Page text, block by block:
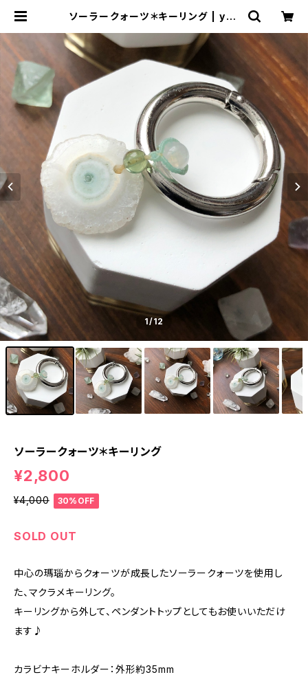
ソーラークォーツ＊キーリング | yvo
1/12
ソーラークォーツ＊キーリング
¥2,800
¥4,000 30%OFF
SOLD OUT
中心の瑪瑙からクォーツが成長したソーラークォーツを使用し
た、マクラメキーリング。
キーリングから外して、ペンダントトップとしてもお使いいただけ
ます♪
カラビナキーホルダー：外形約35mm